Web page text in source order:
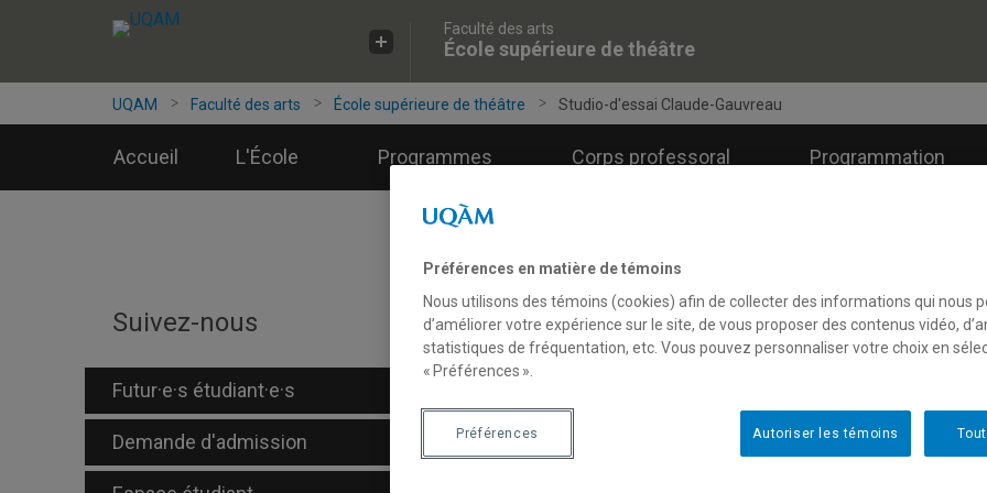
Accéder
la
recherche
Accéder
menu
pricipal
Accéder
la
zone
centrale
Faculté des arts
École supérieure de théâtre
UQAM Faculté des arts École supérieure de théâtre Studio-d'essai Claude-Gauvreau
Accueil L'École Programmes Corps professoral Programmation
Suivez-nous
Futur·e·s étudiant·e·s
Demande d'admission
Studio-d'essai Claude-
Le Studio-d'essai
entre autres pour les
exercices pédagogiques
salle modulable varie
Préférences en matière de témoins
Nous utilisons des témoins (cookies) afin de collecter des informations qui nous
d’améliorer votre expérience sur le site, de vous proposer des contenus vidéo,
statistiques de fréquentation, etc. Vous pouvez personnaliser votre choix en
« Préférences ».
Autoriser les témoins
Préférences